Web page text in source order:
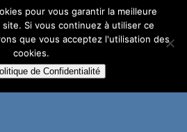
pour vous garantir la meilleure
Si vous continuez à utiliser ce
que vous acceptez l'utilisation des
cookies.
de Confidentialité